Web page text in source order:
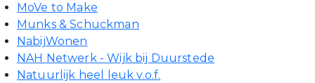
MoVe to Make
Munks & Schuckman
NabijWonen
NAH Netwerk - Wijk bij Duurstede
Natuurlijk heel leuk v.o.f.